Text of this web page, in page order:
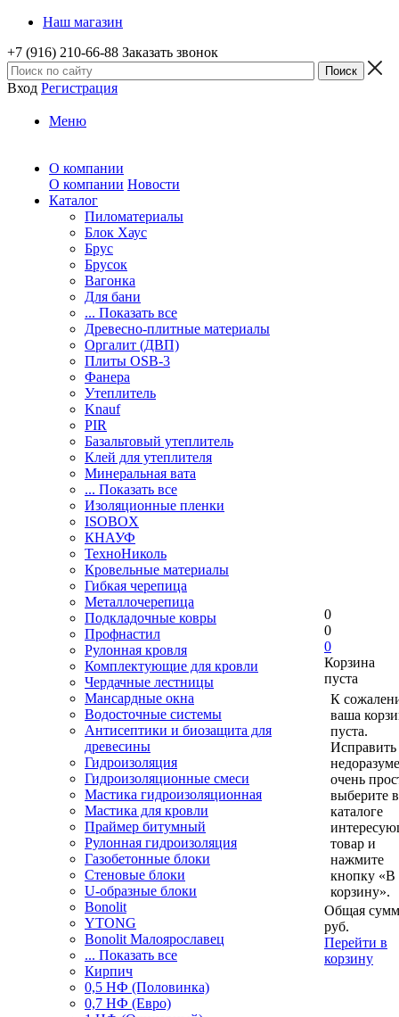
Наш магазин
+7 (916) 210-66-88 Заказать звонок
Вход Регистрация
Меню
О компании
О компании Новости
Каталог
Пиломатериалы
Блок Хаус
Брус
Брусок
Вагонка
Для бани
... Показать все
Древесно-плитные материалы
Оргалит (ДВП)
Плиты OSB-3
Фанера
Утеплитель
Knauf
PIR
Базальтовый утеплитель
Клей для утеплителя
Минеральная вата
... Показать все
Изоляционные пленки
ISOBOX
КНАУФ
ТехноНиколь
Кровельные материалы
Гибкая черепица
Металлочерепица
Подкладочные ковры
Профнастил
Рулонная кровля
Комплектующие для кровли
Чердачные лестницы
Мансардные окна
Водосточные системы
Антисептики и биозащита для
древесины
Гидроизоляция
Гидроизоляционные смеси
Мастика гидроизоляционная
Мастика для кровли
Праймер битумный
Рулонная гидроизоляция
Газобетонные блоки
Стеновые блоки
U-образные блоки
Bonolit
YTONG
Bonolit Малоярославец
... Показать все
Кирпич
0,5 НФ (Половинка)
0,7 НФ (Евро)
0
0
0
Корзина
пуста
К
ваша
пуста.
Исправить
очень
выберите в
каталоге
товар и
нажмите
кнопку «В
корзину».
Общая
руб.
Перейти в
корзину